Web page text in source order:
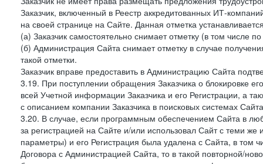
Заказчик, включенный в Реестр аккредитованных ИТ-
на своей странице на Сайте. Данная отметка
(а) Заказчик самостоятельно снимает отметку (в том числе
(б) Администрация Сайта снимает отметку в случае
такой отметки.
Заказчик вправе предоставить в Администрацию Сайта
3.19. При поступлении обращения Заказчика о блокировке
всей Учетной информации Заказчика и его Регистрации, а
с описанием компании Заказчика в поисковых системах
3.20. В случае, если программным обеспечением Сайта в
за регистрацией на Сайте и/или использовал Сайт с теми
параметры) и его Регистрация была удалена с Сайта, в том
Договора с Администрацией Сайта, то в такой повторной/